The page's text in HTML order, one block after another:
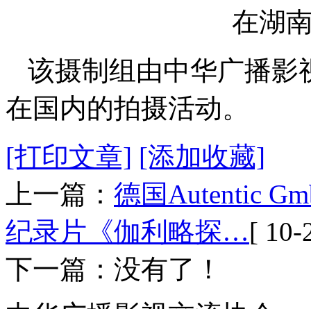
在湖
该摄制组由中华广播影
在国内的拍摄活动。
[打印文章] [添加收藏]
上一篇： 德国Autentic
纪录片《伽利略探…[ 10-
下一篇：没有了！